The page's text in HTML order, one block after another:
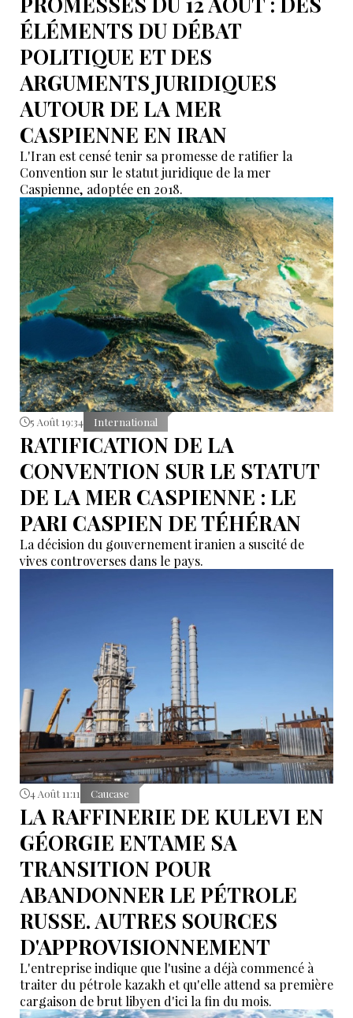
ÉLÉMENTS DU DÉBAT
POLITIQUE ET DES
ARGUMENTS JURIDIQUES
AUTOUR DE LA MER
CASPIENNE EN IRAN
L'Iran est censé tenir sa promesse de ratifier la
Convention sur le statut juridique de la mer
Caspienne, adoptée en 2018.
5 Août 19:34 International
RATIFICATION DE LA
CONVENTION SUR LE STATUT
DE LA MER CASPIENNE : LE
PARI CASPIEN DE TÉHÉRAN
La décision du gouvernement iranien a suscité de
vives controverses dans le pays.
4 Août 11:11 Caucase
LA RAFFINERIE DE KULEVI EN
GÉORGIE ENTAME SA
TRANSITION POUR
ABANDONNER LE PÉTROLE
RUSSE. AUTRES SOURCES
D'APPROVISIONNEMENT
L'entreprise indique que l'usine a déjà commencé à
traiter du pétrole kazakh et qu'elle attend sa première
cargaison de brut libyen d'ici la fin du mois.